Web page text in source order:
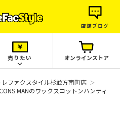
店舗ブログ
売りたい オンラインストア
レファクスタイル杉並方南町店
MANのワックスコットンハンティ